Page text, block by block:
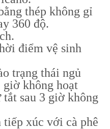
thép không gỉ
360 độ.
điểm vệ sinh
trạng thái ngủ
giờ không hoạt
tắt sau 3 giờ không
tiếp xúc với cà phê